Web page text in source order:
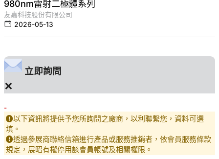
980nm雷射二極體系列
友嘉科技股份有限公司
2026-05-13
立即詢問
×
-
以下資訊將提供予您所詢問之廠商，以利聯繫您，資料可選
填。
透過參展商聯絡信箱進行產品或服務推銷者，依會員服務條款
規定，展昭有權停用該會員帳號及相關權限。